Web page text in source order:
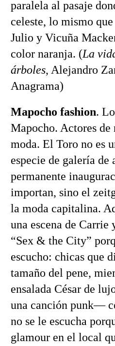
paralela al pasaje
celeste, lo mismo
Julio y Vicuña
color naranja. (La
árboles, Alejandro
Anagrama)
Mapocho fashion.
Mapocho. Actores de
moda. El Toro no es
especie de galería de
permanente
importan, sino el
la moda capitalina.
una escena de Carrie
“Sex & the City”
escucho: chicas que
tamaño del pene,
ensalada César de
una canción punk—
no se le escucha
glamour en el local